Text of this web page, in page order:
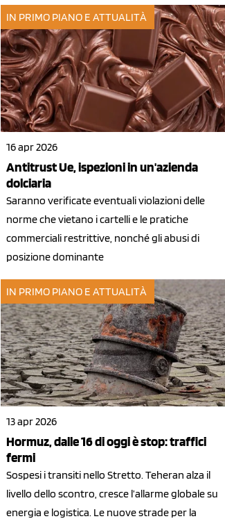
IN PRIMO PIANO E ATTUALITÀ
16 apr 2026
Antitrust Ue, ispezioni in un'azienda
dolciaria
Saranno verificate eventuali violazioni delle
norme che vietano i cartelli e le pratiche
commerciali restrittive, nonché gli abusi di
posizione dominante
IN PRIMO PIANO E ATTUALITÀ
13 apr 2026
Hormuz, dalle 16 di oggi è stop: traffici
fermi
Sospesi i transiti nello Stretto. Teheran alza il
livello dello scontro, cresce l’allarme globale su
energia e logistica. Le nuove strade per la